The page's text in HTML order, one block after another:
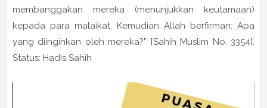
membanggakan mereka (menunjukkan keutamaan)
kepada para malaikat. Kemudian Allah berfirman: Apa
yang diinginkan oleh mereka?” [Sahih Muslim No. 3354].
Status: Hadis Sahih